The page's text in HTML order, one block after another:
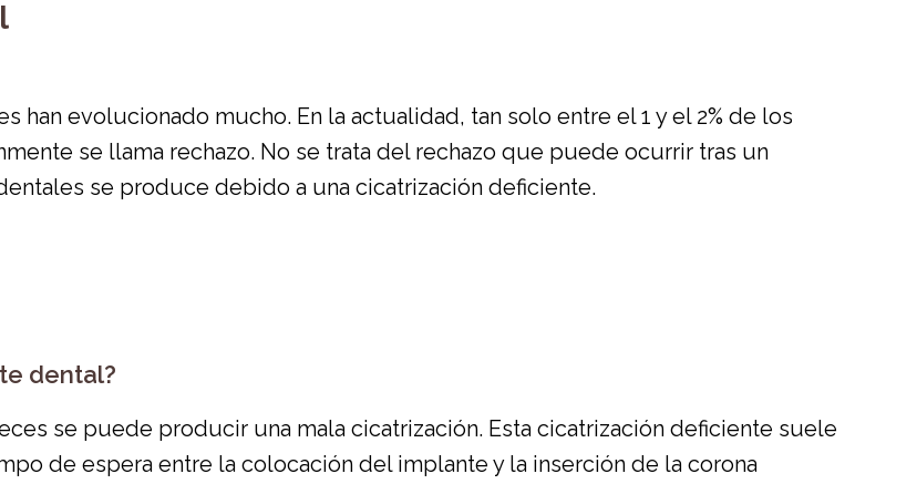
han evolucionado mucho. En la actualidad, tan solo entre el 1 y el 2% de los
se llama rechazo. No se trata del rechazo que puede ocurrir tras un
se produce debido a una cicatrización deficiente.
dental?
se puede producir una mala cicatrización. Esta cicatrización deficiente suele
de espera entre la colocación del implante y la inserción de la corona